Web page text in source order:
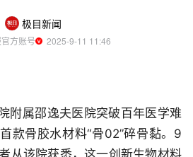
极目新闻
方账号
  2025-9-11 11:46
附属邵逸夫医院突破百年医学难
款骨胶水材料“骨02”碎骨黏。9
从该院获悉，这一创新生物材料